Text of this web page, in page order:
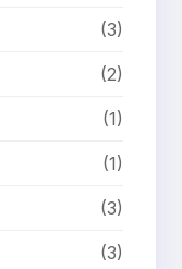
(3)
(2)
(1)
(1)
(3)
(3)